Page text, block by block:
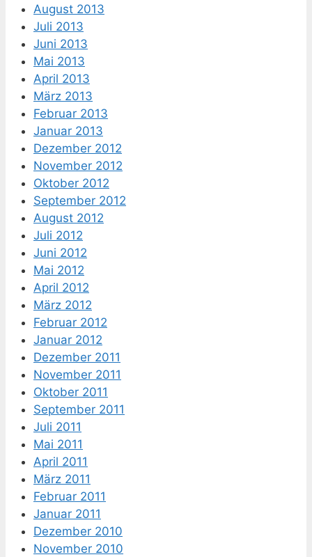
August 2013
Juli 2013
Juni 2013
Mai 2013
April 2013
März 2013
Februar 2013
Januar 2013
Dezember 2012
November 2012
Oktober 2012
September 2012
August 2012
Juli 2012
Juni 2012
Mai 2012
April 2012
März 2012
Februar 2012
Januar 2012
Dezember 2011
November 2011
Oktober 2011
September 2011
Juli 2011
Mai 2011
April 2011
März 2011
Februar 2011
Januar 2011
Dezember 2010
November 2010